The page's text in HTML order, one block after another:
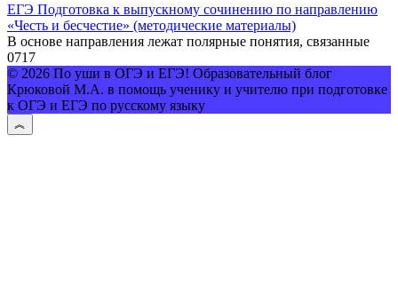
ЕГЭ Подготовка к выпускному сочинению по направлению
«Честь и бесчестие» (методические материалы)
В основе направления лежат полярные понятия, связанные
0717
© 2026 По уши в ОГЭ и ЕГЭ! Образовательный блог
Крюковой М.А. в помощь ученику и учителю при подготовке
к ОГЭ и ЕГЭ по русскому языку